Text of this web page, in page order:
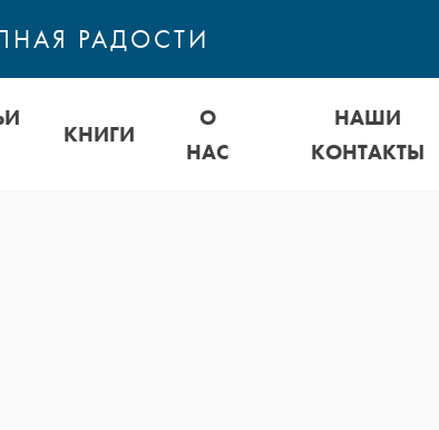
РАДОСТИ
КНИГИ
О
НАС
НАШИ
КОНТАКТЫ